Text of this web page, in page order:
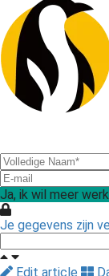
Ja, ik wil meer
Je gegevens zijn
Edit article